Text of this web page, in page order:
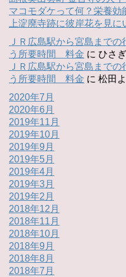
マコモダケって何？栄養
上淀廃寺跡に彼岸花を見に
ＪＲ広島駅から宮島まで
う所要時間 料金 に ひさぎ
ＪＲ広島駅から宮島まで
う所要時間 料金 に 松田
2020年7月
2020年6月
2019年11月
2019年10月
2019年9月
2019年5月
2019年4月
2019年3月
2019年2月
2018年12月
2018年11月
2018年10月
2018年9月
2018年8月
2018年7月